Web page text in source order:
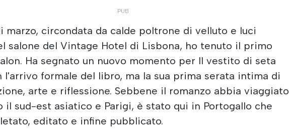
marzo, circondata da calde poltrone di velluto e luci
salone del Vintage Hotel di Lisbona, ho tenuto il primo
Ha segnato un nuovo momento per Il vestito di seta
l'arrivo formale del libro, ma la sua prima serata intima di
arte e riflessione. Sebbene il romanzo abbia viaggiato
il sud-est asiatico e Parigi, è stato qui in Portogallo che
editato e infine pubblicato.